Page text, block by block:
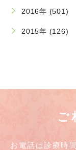
2016年 (501)
2015年 (126)
ご
お電話は診療時